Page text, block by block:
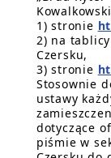
1) stronie
2) na
Czersku,
3) stronie
Stosownie
ustawy
dotyczące
piśmie w